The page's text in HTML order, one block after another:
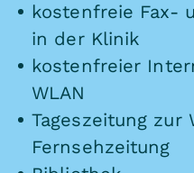
kostenfreie Fax-
in der Klinik
kostenfreier
WLAN
Tageszeitung zur
Fernsehzeitung